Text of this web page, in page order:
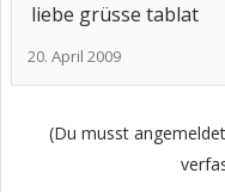
liebe grüsse tablat
20. April 2009
(Du musst